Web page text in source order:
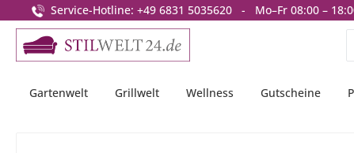
Zur Hauptnavigation springen
Service-Hotline: +49 6831 5035620 - Mo–Fr 08:00 –
Gartenwelt Grillwelt Wellness Gutscheine